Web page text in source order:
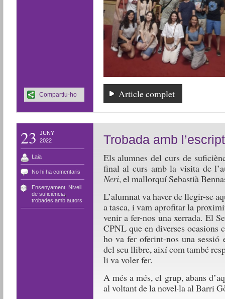
Article complet
Compartiu-ho
23
JUNY
2022
Laia
No hi ha comentaris
Ensenyament, Nivell
de suficiència,
trobades amb autors
Trobada amb
Els alumnes del curs de
final al curs amb la visita de
Neri, el mallorquí Sebastià
L’alumnat va haver de llegir-se
a tasca, i vam aprofitar la
venir a fer-nos una xerrada. El
CPNL que en diverses ocasions
ho va fer oferint-nos una sessió
del seu llibre, així com també
li va voler fer.
A més a més, el grup, abans
al voltant de la novel·la al Barri